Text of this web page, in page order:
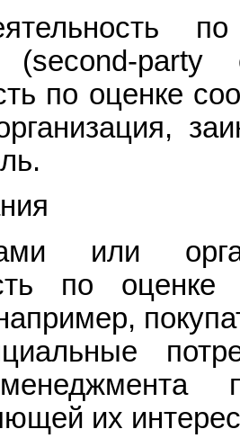
(second-
по оценке
или
по оценке
их